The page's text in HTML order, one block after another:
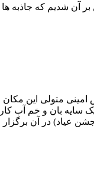
بر آن شدیم که جاذبه
امینی متولی
بان و خم آب کار
جشن عیاد) در آن